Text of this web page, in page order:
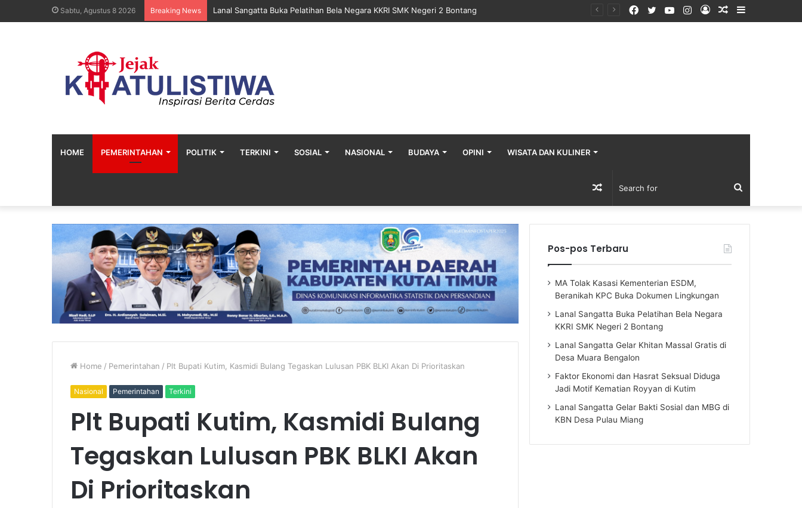
Sabtu, Agustus 8 2026 Breaking News Lanal Sangatta Gelar Khitan Massal Gratis di Desa Muara Bengalon Sidebar
Random
Log
Instagram
YouTube
Twitter
Facebook
HOME PEMERINTAHAN POLITIK TERKINI SOSIAL NASIONAL BUDAYA OPINI WISATA DAN KULINER
Search
for
Random
Article
Home / Pemerintahan / Plt Bupati Kutim, Kasmidi Bulang Tegaskan Lulusan PBK BLKI Akan Di Prioritaskan
Nasional Pemerintahan Terkini
Plt Bupati Kutim, Kasmidi Bulang
Tegaskan Lulusan PBK BLKI Akan
Di Prioritaskan
Pos-pos Terbaru
MA Tolak Kasasi Kementerian ESDM,
Beranikah KPC Buka Dokumen Lingkungan
Lanal Sangatta Buka Pelatihan Bela Negara
KKRI SMK Negeri 2 Bontang
Lanal Sangatta Gelar Khitan Massal Gratis di
Desa Muara Bengalon
Faktor Ekonomi dan Hasrat Seksual Diduga
Jadi Motif Kematian Royyan di Kutim
Lanal Sangatta Gelar Bakti Sosial dan MBG di
KBN Desa Pulau Miang